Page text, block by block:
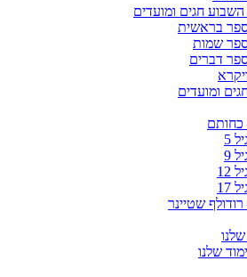
חגים ומועדים
בראשית
שמות
דברים
ויקרא
ומועדים
כחותם
5
9
12
17
רודולף שטיינר
שלנו